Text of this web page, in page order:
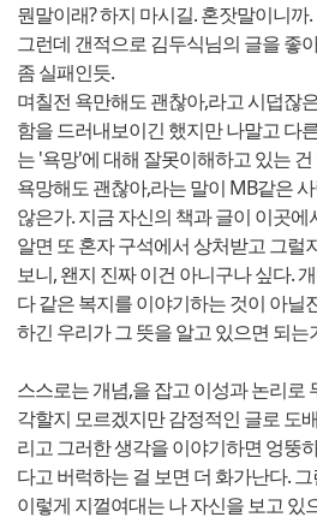
뭔말이래? 하지 마시길. 혼잣말이니까.
그런데 갠적으로 김두식님의 글을 좋
좀 실패인듯.
며칠전 욕만해도 괜찮아,라고 시덥잖
함을 드러내보이긴 했지만 나말고 다
는 '욕망'에 대해 잘못이해하고 있는
욕망해도 괜찮아,라는 말이 MB같은
않은가. 지금 자신의 책과 글이 이곳
알면 또 혼자 구석에서 상처받고 그럴
보니, 왠지 진짜 이건 아니구나 싶다.
다 같은 복지를 이야기하는 것이 아닐
하긴 우리가 그 뜻을 알고 있으면 되는
스스로는 개념,을 잡고 이성과 논리로
각할지 모르겠지만 감정적인 글로 도
리고 그러한 생각을 이야기하면 엉뚱
다고 버럭하는 걸 보면 더 화가난다.
이렇게 지껄여대는 나 자신을 보고 있